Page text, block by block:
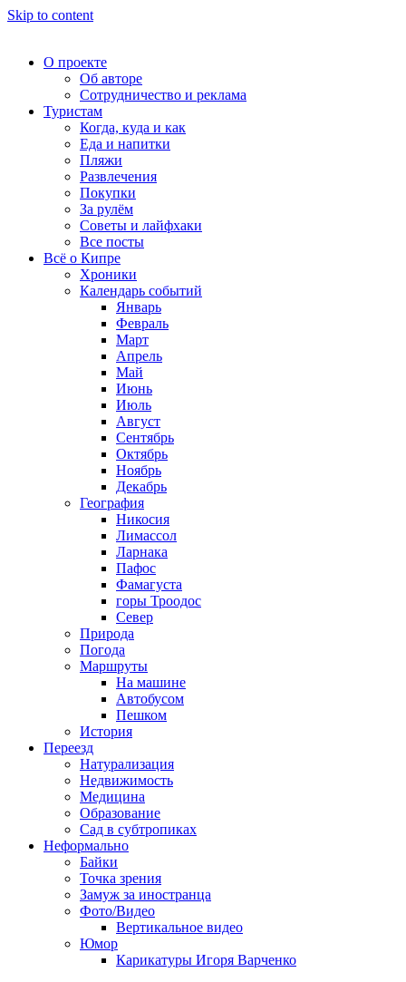
Skip to content
О проекте
Об авторе
Сотрудничество и реклама
Туристам
Когда, куда и как
Еда и напитки
Пляжи
Развлечения
Покупки
За рулём
Советы и лайфхаки
Все посты
Всё о Кипре
Хроники
Календарь событий
Январь
Февраль
Март
Апрель
Май
Июнь
Июль
Август
Сентябрь
Октябрь
Ноябрь
Декабрь
География
Никосия
Лимассол
Ларнака
Пафос
Фамагуста
горы Троодос
Север
Природа
Погода
Маршруты
На машине
Автобусом
Пешком
История
Переезд
Натурализация
Недвижимость
Медицина
Образование
Сад в субтропиках
Неформально
Байки
Точка зрения
Замуж за иностранца
Фото/Видео
Вертикальное видео
Юмор
Карикатуры Игоря Варченко